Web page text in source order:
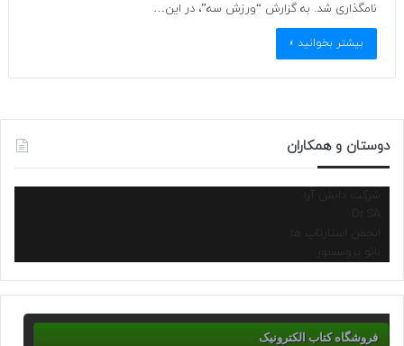
نامگذاری شد. به گزارش “ورزش سه”، در این…
بیشتر بخوانید »
دوستان و همکاران
شرکت دانش آرا
انجمن استارتاپ ها
نانو پروسسور
فروشگاه کتاب الکترونیک